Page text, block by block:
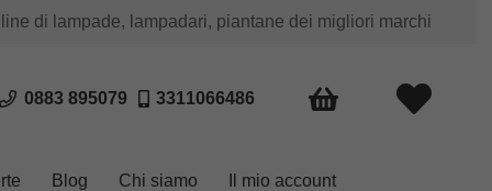
di lampade, lampadari, piantane dei migliori marchi
0883 895079 3311066486
Blog Chi siamo Il mio account